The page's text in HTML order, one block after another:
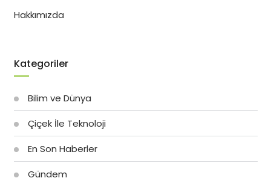
Hakkımızda
Kategoriler
Bilim ve Dünya
Çiçek İle Teknoloji
En Son Haberler
Gündem